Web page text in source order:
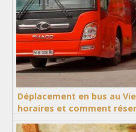
Déplacement en bus au
horaires et comment